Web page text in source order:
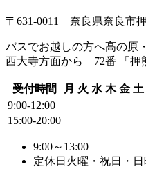
〒631-0011 奈良県奈良市押
バスでお越しの方へ高の原
西大寺方面から 72番 「押
受付時間 月 火 水 木 金 土
9:00-12:00
15:00-20:00
9:00～13:00
定休日 火曜・祝日・